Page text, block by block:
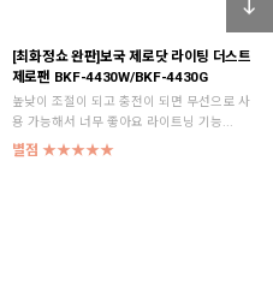
[최화정쇼 완판]보국 제로닷 라이팅 더스트
제로팬 BKF-4430W/BKF-4430G
높낮이 조절이 되고 충전이 되면 무선으로 사
용 가능해서 너무 좋아요 라이트닝 기능...
별점 ★★★★★